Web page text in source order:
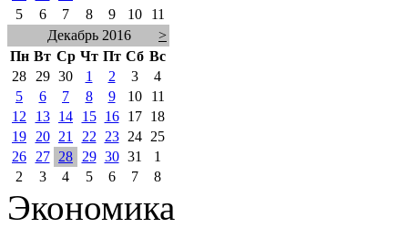
5
6 7 8 9 10
11
Декабрь 2016
>
Пн Вт Ср Чт Пт Сб Вс
28
29 30 1 2 3
4
5
6 7 8 9 10
11
12
13 14 15 16 17
18
19
20 21 22 23 24
25
26
27 28 29 30 31
1
2
3 4 5 6 7 8
Экономика